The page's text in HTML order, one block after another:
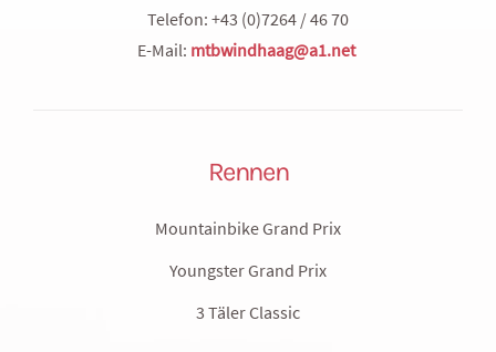
Telefon: +43 (0)7264 / 46 70
E-Mail: mtbwindhaag@a1.net
Rennen
Mountainbike Grand Prix
Youngster Grand Prix
3 Täler Classic